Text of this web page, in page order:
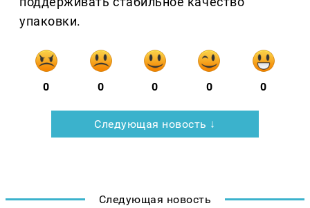
упаковки.
0 0 0 0 0
Следующая новость ↓
Следующая новость